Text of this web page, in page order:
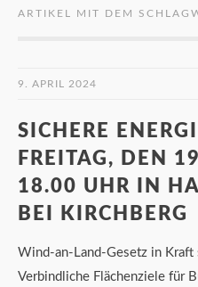
ARTIKEL MIT DEM
9. APRIL 2024
SICHERE
FREITAG, DEN
18.00 UHR IN
BEI KIRCHBERG
Wind-an-Land-Gesetz in Kraft
Verbindliche Flächenziele für